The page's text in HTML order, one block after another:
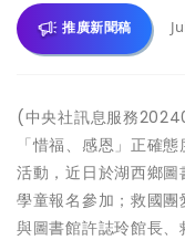
推廣新聞稿
(中央社訊息服務
「惜福、感恩」正確
活動，近日於湖西鄉
學童報名參加；救國
與圖書館許誌玲館長